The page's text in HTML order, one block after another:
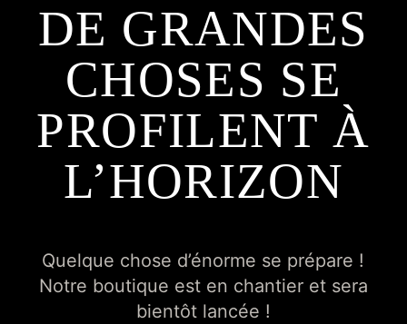
DE GRANDES
CHOSES SE
PROFILENT À
L’HORIZON
Quelque chose d’énorme se prépare !
Notre boutique est en chantier et sera
bientôt lancée !